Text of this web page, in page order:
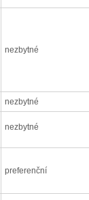
nezbytné
nezbytné
nezbytné
preferenční